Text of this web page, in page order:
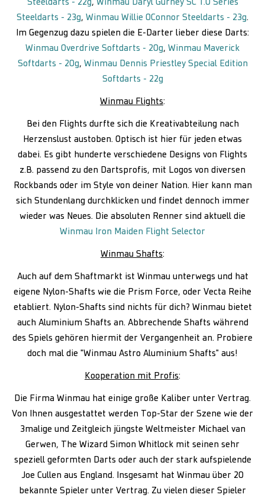
Steeldarts - 22g, Winmau Daryl Gurney SC 1.0 Series
Steeldarts - 23g, Winmau Willie OConnor Steeldarts - 23g.
Im Gegenzug dazu spielen die E-Darter lieber diese Darts:
Winmau Overdrive Softdarts - 20g, Winmau Maverick
Softdarts - 20g, Winmau Dennis Priestley Special Edition
Softdarts - 22g
Winmau Flights:
Bei den Flights durfte sich die Kreativabteilung nach
Herzenslust austoben. Optisch ist hier für jeden etwas
dabei. Es gibt hunderte verschiedene Designs von Flights
z.B. passend zu den Dartsprofis, mit Logos von diversen
Rockbands oder im Style von deiner Nation. Hier kann man
sich Stundenlang durchklicken und findet dennoch immer
wieder was Neues. Die absoluten Renner sind aktuell die
Winmau Iron Maiden Flight Selector
Winmau Shafts:
Auch auf dem Shaftmarkt ist Winmau unterwegs und hat
eigene Nylon-Shafts wie die Prism Force, oder Vecta Reihe
etabliert. Nylon-Shafts sind nichts für dich? Winmau bietet
auch Aluminium Shafts an. Abbrechende Shafts während
des Spiels gehören hiermit der Vergangenheit an. Probiere
doch mal die "Winmau Astro Aluminium Shafts" aus!
Kooperation mit Profis:
Die Firma Winmau hat einige große Kaliber unter Vertrag.
Von Ihnen ausgestattet werden Top-Star der Szene wie der
3malige und Zeitgleich jüngste Weltmeister Michael van
Gerwen, The Wizard Simon Whitlock mit seinen sehr
speziell geformten Darts oder auch der stark aufspielende
Joe Cullen aus England. Insgesamt hat Winmau über 20
bekannte Spieler unter Vertrag. Zu vielen dieser Spieler